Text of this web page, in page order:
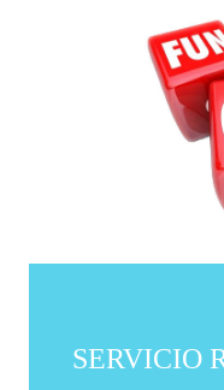
SERVICIO